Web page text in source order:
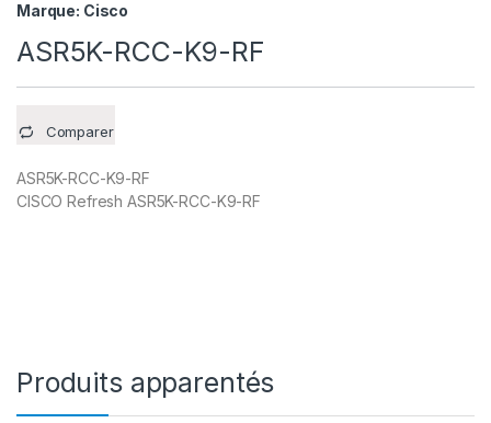
Marque: Cisco
ASR5K-RCC-K9-RF
Comparer
ASR5K-RCC-K9-RF
CISCO Refresh ASR5K-RCC-K9-RF
Produits apparentés